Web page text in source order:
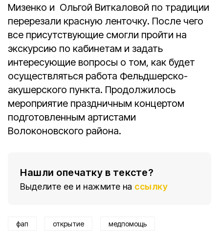
Мизенко и Ольгой Виткаловой по традиции
перерезали красную ленточку. После чего
все присутствующие смогли пройти на
экскурсию по кабинетам и задать
интересующие вопросы о том, как будет
осуществляться работа Фельдшерско-
акушерского пункта. Продолжилось
мероприятие праздничным концертом
подготовленным артистами
Волоконовского района.
Нашли опечатку в тексте?
Выделите ее и нажмите на ссылку
фап открытие медпомощь